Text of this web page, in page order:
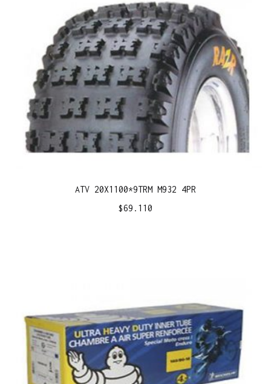
ATV 20X1100*9TRM M932 4PR
$69.110